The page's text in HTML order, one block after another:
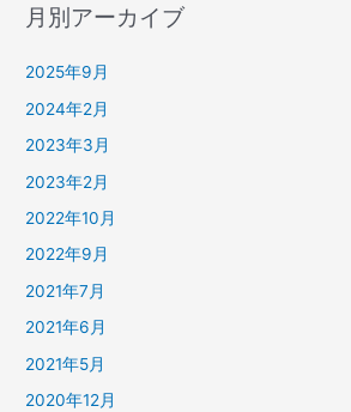
月別アーカイブ
2025年9月
2024年2月
2023年3月
2023年2月
2022年10月
2022年9月
2021年7月
2021年6月
2021年5月
2020年12月